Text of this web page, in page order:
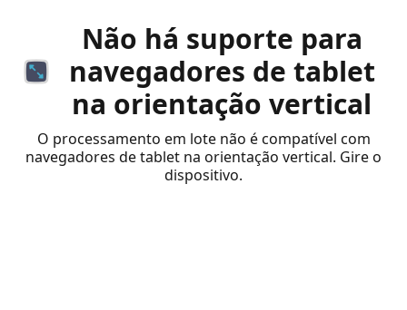
Não há suporte para
navegadores de tablet
na orientação vertical
O processamento em lote não é compatível com
navegadores de tablet na orientação vertical. Gire o
dispositivo.